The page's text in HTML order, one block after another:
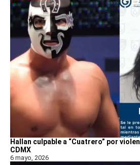
Hallan culpable a “Cuatrero” por
CDMX
6 mayo, 2026